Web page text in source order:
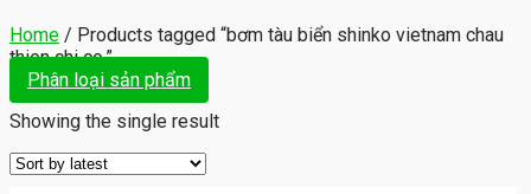
Home / Products tagged “bơm tàu biển shinko vietnam chau
thien chi co.”
Phân loại sản phẩm
Showing the single result